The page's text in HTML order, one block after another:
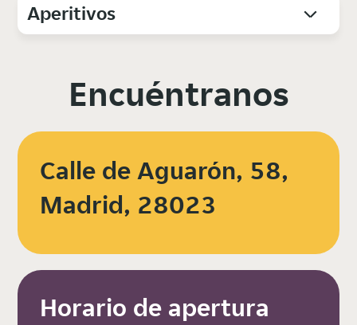
Aperitivos
Encuéntranos
Calle de Aguarón, 58,
Madrid, 28023
Horario de apertura